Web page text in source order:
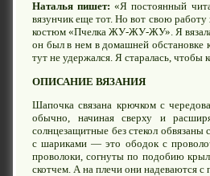
Наталья пишет: «Я постоянный
вязунчик еще тот. Но вот свою работу
костюм «Пчелка ЖУ-ЖУ-ЖУ». Я вязала
он был в нем в домашней обстановке
тут не удержался. Я старалась,
ОПИСАНИЕ ВЯЗАНИЯ
Шапочка связана крючком с
обычно, начиная сверху и
солнцезащитные без стекол
с шариками — это ободок с
проволоки, согнуты по подобию
скотчем. А на плечи они надеваются